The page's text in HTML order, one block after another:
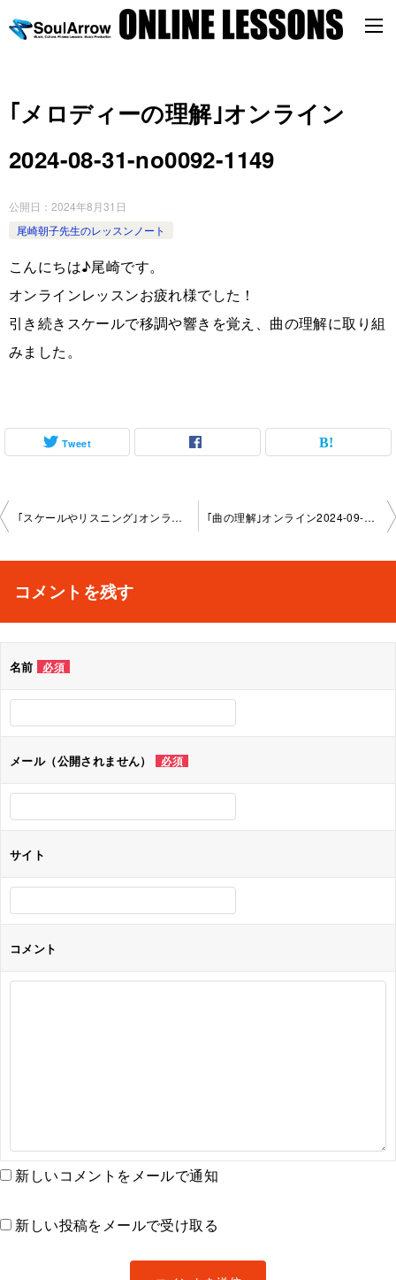
｢メロディーの理解｣オンライン
2024-08-31-no0092-1149
公開日： 2024年8月31日
尾崎朝子先生のレッスンノート
こんにちは♪尾崎です。
オンラインレッスンお疲れ様でした！
引き続きスケールで移調や響きを覚え、曲の理解に取り組
みました。
Tweet
投
ビ
シ
｢スケールやリスニング｣オンライン2024-08-11-no0092-1149 ｢曲の理解｣オンライン2024-09-08-no0092-1149
コメントを残す
名前 必須
メール（公開されません） 必須
サイト
コメント
新しいコメントをメールで通知
新しい投稿をメールで受け取る